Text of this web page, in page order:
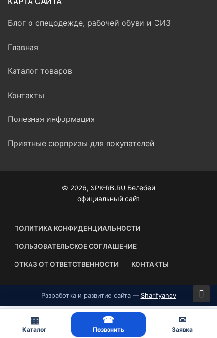
Блог о спецодежде, рабочей обуви и СИЗ
Главная
Каталог товаров
Контакты
Полезная информация
Приятные сюрпризы для покупателей
© 2026, SPK-RB.RU Белебей
официальный сайт
ПОЛИТИКА КОНФИДЕНЦИАЛЬНОСТИ
ПОЛЬЗОВАТЕЛЬСКОЕ СОГЛАШЕНИЕ
ОТКАЗ ОТ ОТВЕТСТВЕННОСТИ КОНТАКТЫ
Разработка и развитие сайта — Sharifyanov
▦
Каталог
☎
Позвонить
✉
Заявка